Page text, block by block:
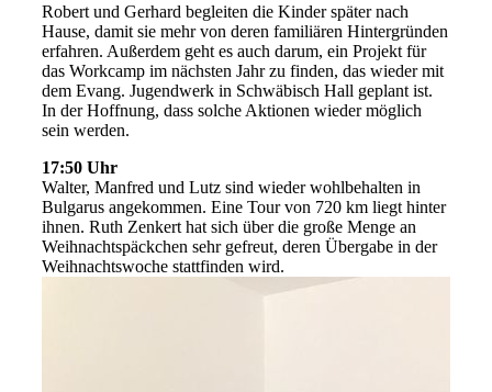
Robert und Gerhard begleiten die Kinder später nach
Hause, damit sie mehr von deren familiären Hintergründen
erfahren. Außerdem geht es auch darum, ein Projekt für
das Workcamp im nächsten Jahr zu finden, das wieder mit
dem Evang. Jugendwerk in Schwäbisch Hall geplant ist.
In der Hoffnung, dass solche Aktionen wieder möglich
sein werden.
17:50 Uhr
Walter, Manfred und Lutz sind wieder wohlbehalten in
Bulgarus angekommen. Eine Tour von 720 km liegt hinter
ihnen. Ruth Zenkert hat sich über die große Menge an
Weihnachtspäckchen sehr gefreut, deren Übergabe in der
Weihnachtswoche stattfinden wird.